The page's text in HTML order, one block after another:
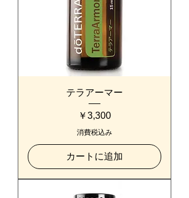
テラアーマー
価格
￥3,300
消費税込み
カートに追加